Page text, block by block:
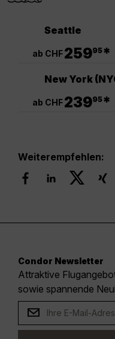
Seattle
ab CHF25995*
New York
ab CHF23995*
Weiterempfehlen:
Condor Newsletter
Attraktive
sowie spannende